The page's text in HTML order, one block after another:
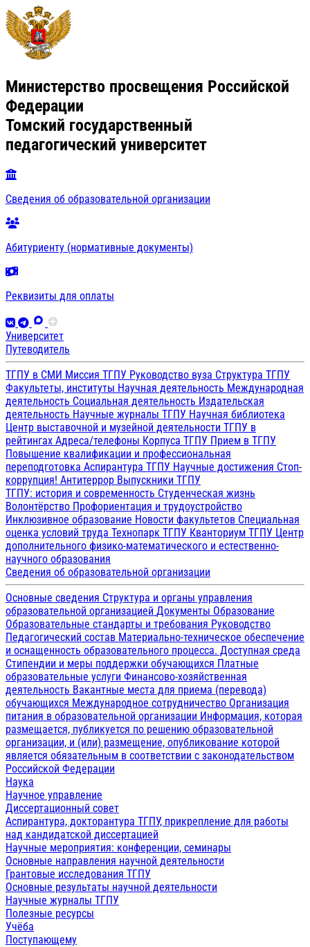
Министерство просвещения Российской
Федерации
Томский государственный
педагогический университет
Сведения об образовательной организации
Абитуриенту (нормативные документы)
Реквизиты для оплаты
Университет
Путеводитель
ТГПУ в СМИ Миссия ТГПУ Руководство вуза Структура ТГПУ
Факультеты, институты Научная деятельность Международная
деятельность Социальная деятельность Издательская
деятельность Научные журналы ТГПУ Научная библиотека
Центр выставочной и музейной деятельности ТГПУ в
рейтингах Адреса/телефоны Корпуса ТГПУ Прием в ТГПУ
Повышение квалификации и профессиональная
переподготовка Аспирантура ТГПУ Научные достижения Стоп-
коррупция! Антитеррор Выпускники ТГПУ
ТГПУ: история и современность Студенческая жизнь
Волонтёрство Профориентация и трудоустройство
Инклюзивное образование Новости факультетов Специальная
оценка условий труда Технопарк ТГПУ Кванториум ТГПУ Центр
дополнительного физико-математического и естественно-
научного образования
Сведения об образовательной организации
Основные сведения Структура и органы управления
образовательной организацией Документы Образование
Образовательные стандарты и требования Руководство
Педагогический состав Материально-техническое обеспечение
и оснащенность образовательного процесса. Доступная среда
Стипендии и меры поддержки обучающихся Платные
образовательные услуги Финансово-хозяйственная
деятельность Вакантные места для приема (перевода)
обучающихся Международное сотрудничество Организация
питания в образовательной организации Информация, которая
размещается, публикуется по решению образовательной
организации, и (или) размещение, опубликование которой
является обязательным в соответствии с законодательством
Российской Федерации
Наука
Научное управление
Диссертационный совет
Аспирантура, докторантура ТГПУ, прикрепление для работы
над кандидатской диссертацией
Научные мероприятия: конференции, семинары
Основные направления научной деятельности
Грантовые исследования ТГПУ
Основные результаты научной деятельности
Научные журналы ТГПУ
Полезные ресурсы
Учёба
Поступающему